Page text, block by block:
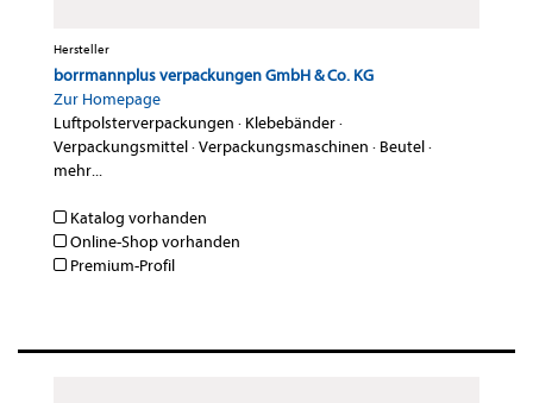
Hersteller
borrmannplus verpackungen GmbH & Co. KG
Zur Homepage
Luftpolsterverpackungen · Klebebänder·
Verpackungsmittel·Verpackungsmaschinen · Beutel·
mehr...
Katalog vorhanden
Online-Shop vorhanden
Premium-Profil